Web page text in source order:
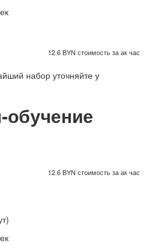
12.6 BYN стоимость за ак час
набор уточняйте у
12.6 BYN стоимость за ак час